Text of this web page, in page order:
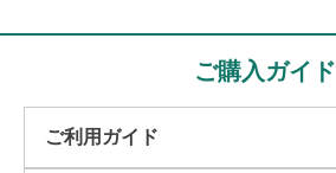
ご購入ガイド
ご利用ガイド